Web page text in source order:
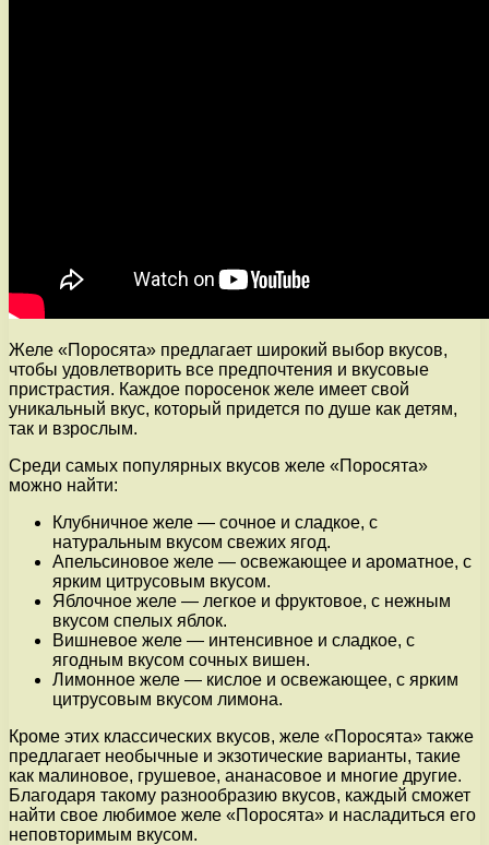
Желе «Поросята» предлагает широкий выбор вкусов,
чтобы удовлетворить все предпочтения и вкусовые
пристрастия. Каждое поросенок желе имеет свой
уникальный вкус, который придется по душе как детям,
так и взрослым.
Среди самых популярных вкусов желе «Поросята»
можно найти:
Клубничное желе — сочное и сладкое, с
натуральным вкусом свежих ягод.
Апельсиновое желе — освежающее и ароматное, с
ярким цитрусовым вкусом.
Яблочное желе — легкое и фруктовое, с нежным
вкусом спелых яблок.
Вишневое желе — интенсивное и сладкое, с
ягодным вкусом сочных вишен.
Лимонное желе — кислое и освежающее, с ярким
цитрусовым вкусом лимона.
Кроме этих классических вкусов, желе «Поросята» также
предлагает необычные и экзотические варианты, такие
как малиновое, грушевое, ананасовое и многие другие.
Благодаря такому разнообразию вкусов, каждый сможет
найти свое любимое желе «Поросята» и насладиться его
неповторимым вкусом.